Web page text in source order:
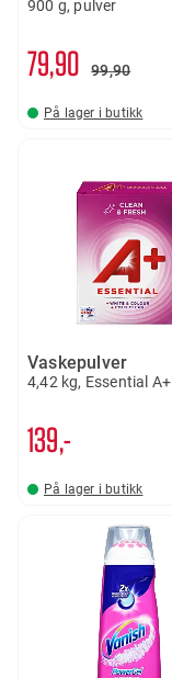
900 g, pulver
79 90 99 90
På lager i butikk
Vaskepulver
4,42 kg, Essential A+
139,-
På lager i butikk